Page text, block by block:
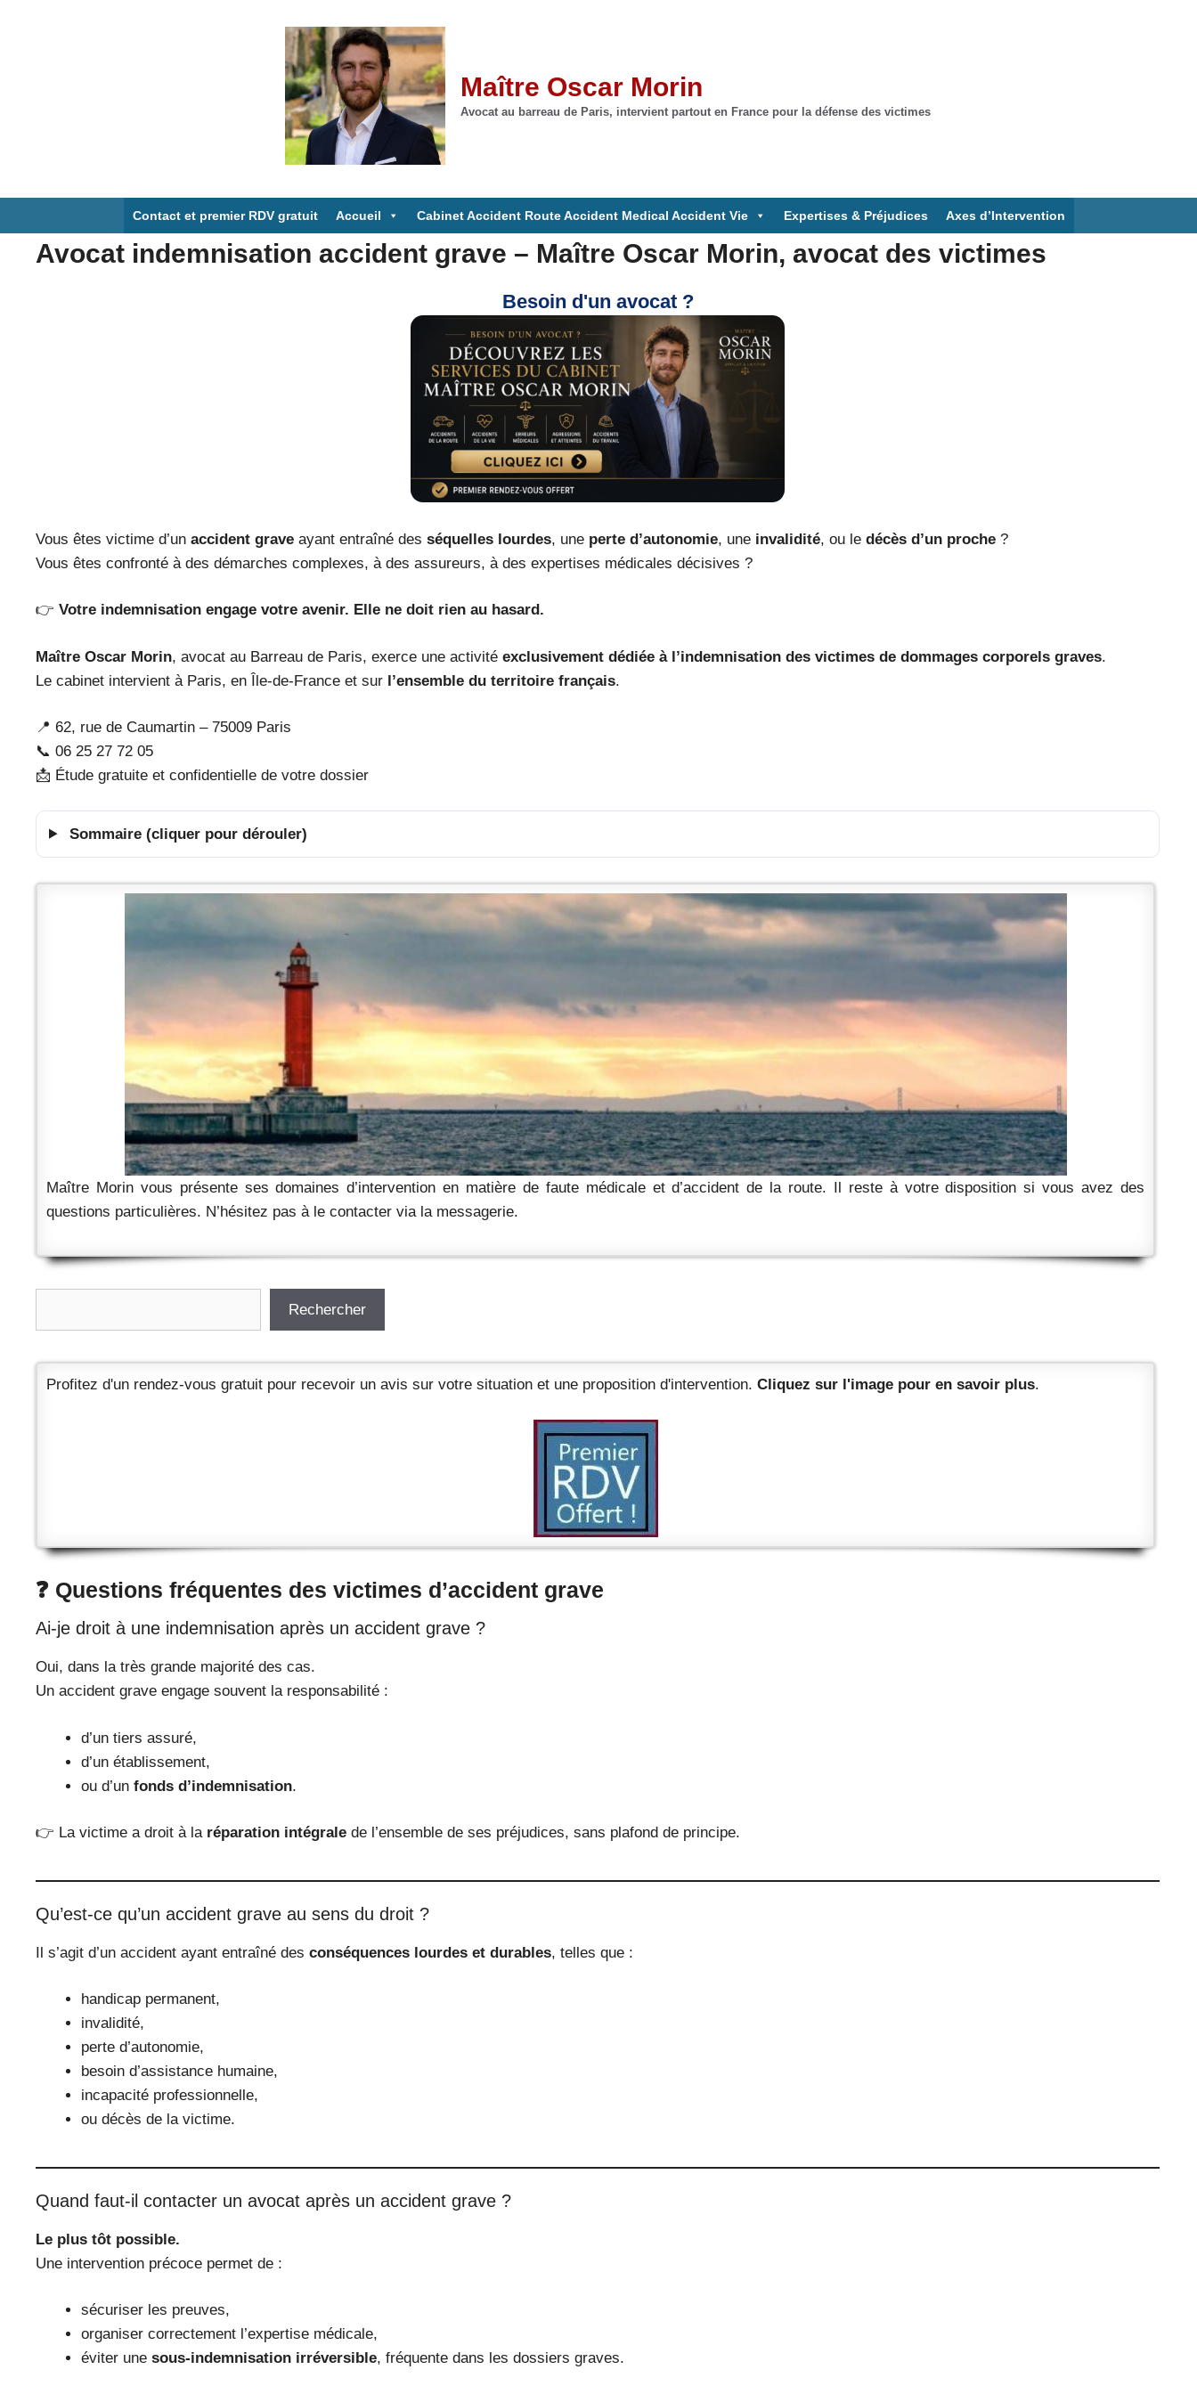
Maître Oscar Morin
Avocat au barreau de Paris, intervient partout en France pour la défense des victimes
Contact et premier RDV gratuit Accueil Cabinet Accident Route Accident Medical Accident Vie Expertises & Préjudices Axes d’Intervention
Avocat indemnisation accident grave – Maître Oscar Morin, avocat des victimes
Besoin d'un avocat ?
Vous êtes victime d’un accident grave ayant entraîné des séquelles lourdes, une perte d’autonomie, une invalidité, ou le décès d’un proche ?
Vous êtes confronté à des démarches complexes, à des assureurs, à des expertises médicales décisives ?
👉 Votre indemnisation engage votre avenir. Elle ne doit rien au hasard.
Maître Oscar Morin, avocat au Barreau de Paris, exerce une activité exclusivement dédiée à l’indemnisation des victimes de dommages corporels graves.
Le cabinet intervient à Paris, en Île-de-France et sur l’ensemble du territoire français.
📍 62, rue de Caumartin – 75009 Paris
📞 06 25 27 72 05
📩 Étude gratuite et confidentielle de votre dossier
Sommaire (cliquer pour dérouler)
Maître Morin vous présente ses domaines d’intervention en matière de faute médicale et d’accident de la route. Il reste à votre disposition si vous avez des
questions particulières. N’hésitez pas à le contacter via la messagerie.
Rechercher
Profitez d'un rendez-vous gratuit pour recevoir un avis sur votre situation et une proposition d'intervention. Cliquez sur l'image pour en savoir plus.
❓ Questions fréquentes des victimes d’accident grave
Ai-je droit à une indemnisation après un accident grave ?
Oui, dans la très grande majorité des cas.
Un accident grave engage souvent la responsabilité :
d’un tiers assuré,
d’un établissement,
ou d’un fonds d’indemnisation.
👉 La victime a droit à la réparation intégrale de l’ensemble de ses préjudices, sans plafond de principe.
Qu’est-ce qu’un accident grave au sens du droit ?
Il s’agit d’un accident ayant entraîné des conséquences lourdes et durables, telles que :
handicap permanent,
invalidité,
perte d’autonomie,
besoin d’assistance humaine,
incapacité professionnelle,
ou décès de la victime.
Quand faut-il contacter un avocat après un accident grave ?
Le plus tôt possible.
Une intervention précoce permet de :
sécuriser les preuves,
organiser correctement l’expertise médicale,
éviter une sous-indemnisation irréversible, fréquente dans les dossiers graves.